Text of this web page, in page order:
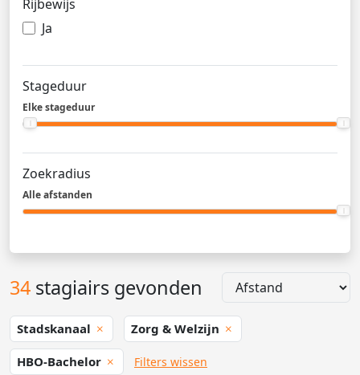
Rijbewijs
Ja
Stageduur
Elke stageduur
Zoekradius
Alle afstanden
34 stagiairs gevonden
Stadskanaal Zorg & Welzijn
HBO-Bachelor Filters wissen